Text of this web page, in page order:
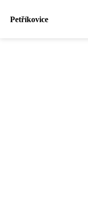
Petříkovice